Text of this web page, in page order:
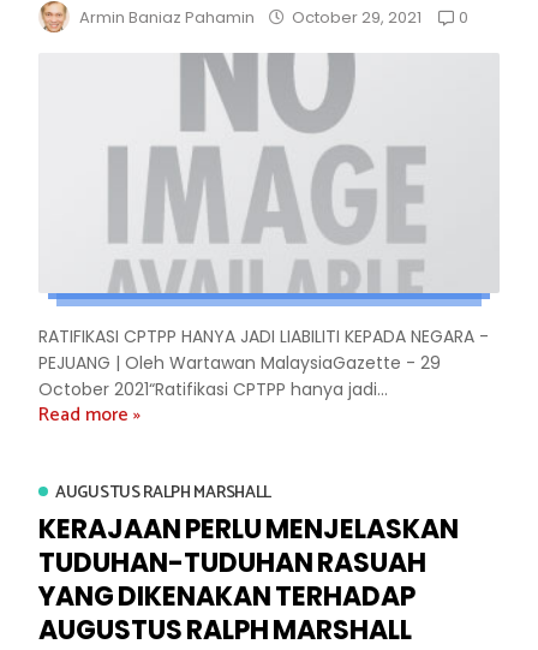
Armin Baniaz Pahamin October 29, 2021 0
RATIFIKASI CPTPP HANYA JADI LIABILITI KEPADA NEGARA -
PEJUANG | Oleh Wartawan MalaysiaGazette - 29
October 2021“Ratifikasi CPTPP hanya jadi...
Read more »
AUGUSTUS RALPH MARSHALL
KERAJAAN PERLU MENJELASKAN
TUDUHAN-TUDUHAN RASUAH
YANG DIKENAKAN TERHADAP
AUGUSTUS RALPH MARSHALL